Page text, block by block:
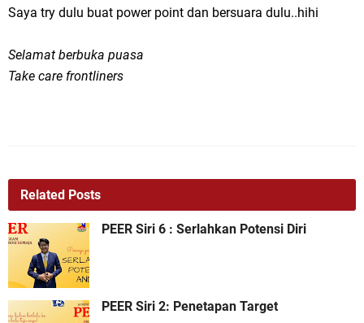
Saya try dulu buat power point dan bersuara dulu..hihi
Selamat berbuka puasa
Take care frontliners
Related Posts
PEER Siri 6 : Serlahkan Potensi Diri
PEER Siri 2: Penetapan Target